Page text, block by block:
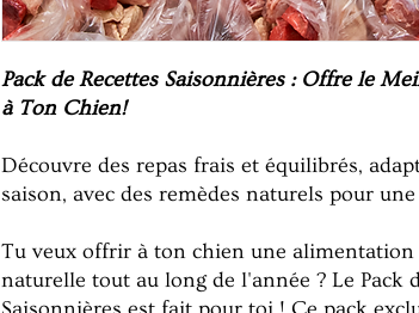
Pack de Recettes Saisonnières : Offre le
à Ton Chien!
Découvre des repas frais et équilibrés,
saison, avec des remèdes naturels pour
Tu veux offrir à ton chien une alimentation
naturelle tout au long de l'année ? Le Pack